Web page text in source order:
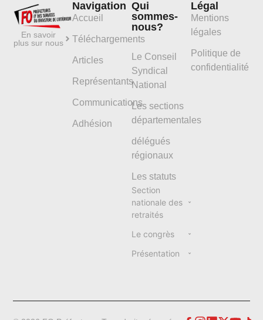
En savoir
plus sur nous
Navigation
Accueil
Téléchargements
Articles
Représentants
Communications
Adhésion
Qui
sommes-
nous?
Le Conseil
Syndical
National
Les sections
départementales
délégués
régionaux
Les statuts
Section
nationale des
retraités
Le congrès
Présentation
Légal
Mentions
légales
Politique de
confidentialité